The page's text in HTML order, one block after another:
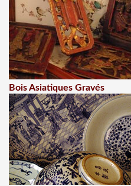
Bois Asiatiques Gravés